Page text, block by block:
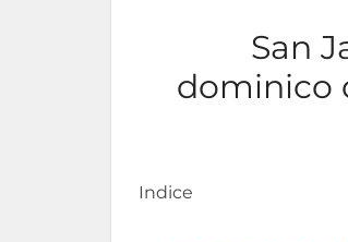
San
dominico
Indice